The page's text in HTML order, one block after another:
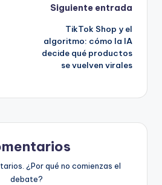
Siguiente entrada
TikTok Shop y el
algoritmo: cómo la IA
decide qué productos
se vuelven virales
¿Por qué no comienzas el
debate?